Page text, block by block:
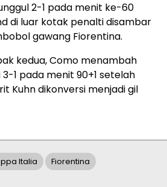
2-1 pada menit ke-60
di luar kotak penalti disambar
gawang Fiorentina.
kedua, Como menambah
1 pada menit 90+1 setelah
Kuhn dikonversi menjadi gil
Italia Fiorentina